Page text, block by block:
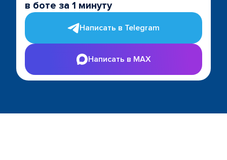
в боте за 1 минуту
Написать в Telegram
Написать в MAX